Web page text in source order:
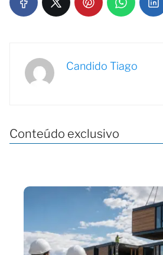
Candido Tiago
Conteúdo exclusivo